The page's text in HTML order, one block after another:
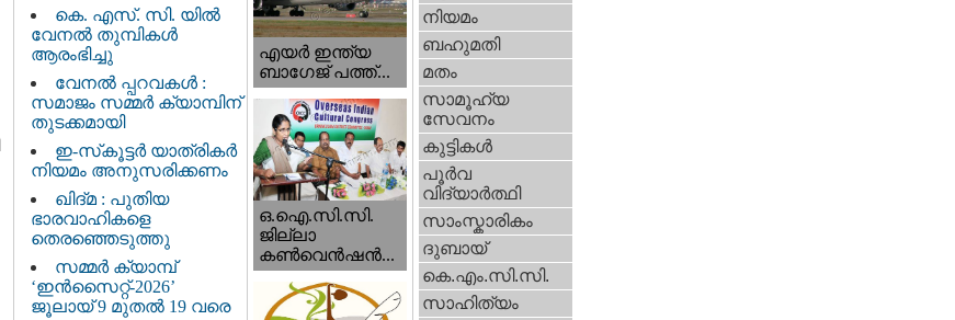
കെ. എസ്. സി. യിൽ
വേനൽ തുമ്പികൾ
ആരംഭിച്ചു
വേനൽ പ്പറവകൾ :
സമാജം സമ്മർ ക്യാമ്പിന്
തുടക്കമായി
ഇ-സ്‌കൂട്ടർ യാത്രികർ
നിയമം അനുസരിക്കണം
ഖിദ്മ : പുതിയ
ഭാരവാഹികളെ
തെരഞ്ഞെടുത്തു
സമ്മർ ക്യാമ്പ്
‘ഇൻസൈറ്റ്-2026’
ജൂലായ് 9 മുതൽ 19 വരെ
എയര്‍ ഇന്ത്യ
ബാഗേജ് പത്ത്...
ഒ.ഐ.സി.സി.
ജില്ലാ
കൺവെൻഷൻ...
നിയമം
ബഹുമതി
മതം
സാമൂഹ്യ
സേവനം
കുട്ടികള്‍
പൂര്‍വ
വിദ്യാര്‍ത്ഥി
സാംസ്കാരികം
ദുബായ്‌
കെ.എം.സി.സി.
സാഹിത്യം